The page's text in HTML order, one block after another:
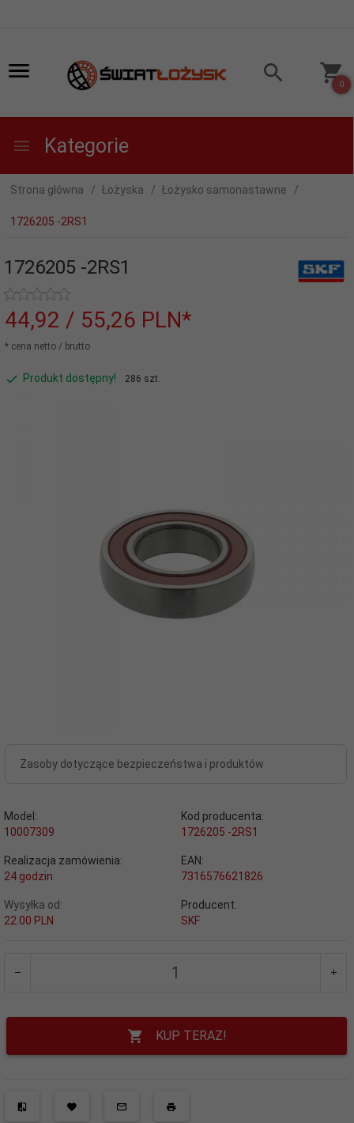
0
Kategorie
Strona główna Łożyska Łożysko samonastawne
1726205 -2RS1
1726205 -2RS1
44,92 / 55,26 PLN*
* cena netto / brutto
Produkt dostępny! 286 szt.
Zasoby dotyczące bezpieczeństwa i produktów
Model:
10007309
Kod producenta:
1726205 -2RS1
Realizacja zamówienia:
24 godzin
EAN:
7316576621826
Wysyłka od:
22.00 PLN
Producent:
SKF
KUP TERAZ!